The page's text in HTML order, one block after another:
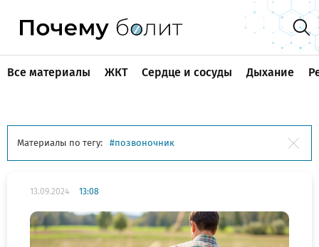
Все материалы ЖКТ Сердце и сосуды Дыхание
Материалы по тегу: позвоночник
13.09.2024 13:08